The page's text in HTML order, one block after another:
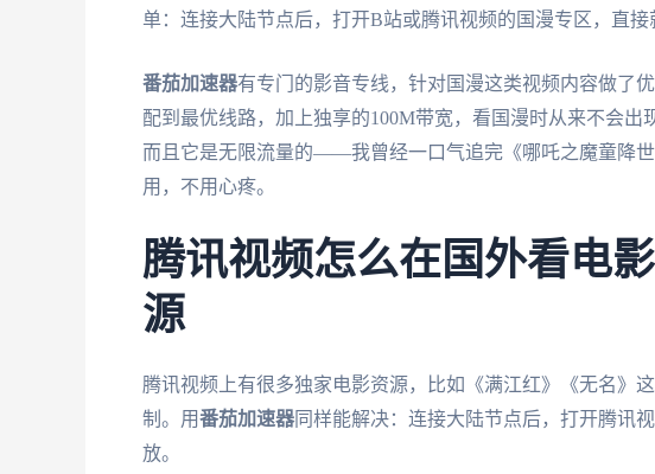
单：连接大陆节点后，打开B站或腾讯视频的国漫专区，直接
番茄加速器有专门的影音专线，针对国漫这类视频内容做了
配到最优线路，加上独享的100M带宽，看国漫时从来不会出
而且它是无限流量的——我曾经一口气追完《哪吒之魔童降
用，不用心疼。
腾讯视频怎么在国外看电
源
腾讯视频上有很多独家电影资源，比如《满江红》《无名》
制。用番茄加速器同样能解决：连接大陆节点后，打开腾讯
放。